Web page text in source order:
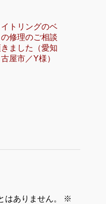
トリングのベ
修理のご相談
きました（愛知
屋市／Y様）
ありません。
※